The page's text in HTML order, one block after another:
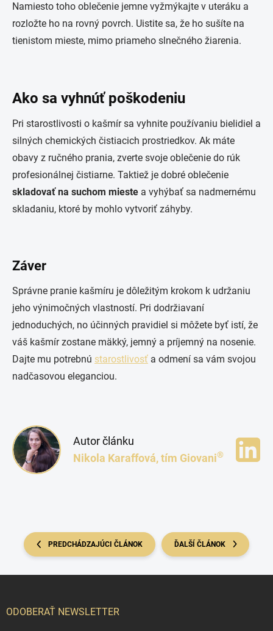
Namiesto toho oblečenie jemne vyžmýkajte v uteráku a
rozložte ho na rovný povrch. Uistite sa, že ho sušíte na
tienistom mieste, mimo priameho slnečného žiarenia.
Ako sa vyhnúť poškodeniu
Pri starostlivosti o kašmír sa vyhnite používaniu bielidiel a
silných chemických čistiacich prostriedkov. Ak máte
obavy z ručného prania, zverte svoje oblečenie do rúk
profesionálnej čistiarne. Taktiež je dobré oblečenie
skladovať na suchom mieste a vyhýbať sa nadmernému
skladaniu, ktoré by mohlo vytvoriť záhyby.
Záver
Správne pranie kašmíru je dôležitým krokom k udržaniu
jeho výnimočných vlastností. Pri dodržiavaní
jednoduchých, no účinných pravidiel si môžete byť istí, že
váš kašmír zostane mäkký, jemný a príjemný na nosenie.
Dajte mu potrebnú starostlivosť a odmení sa vám svojou
nadčasovou eleganciou.
Autor článku
Nikola Karaffová, tím Giovani®
PREDCHÁDZAJÚCI ČLÁNOK ĎALŠÍ ČLÁNOK
ODOBERAŤ NEWSLETTER